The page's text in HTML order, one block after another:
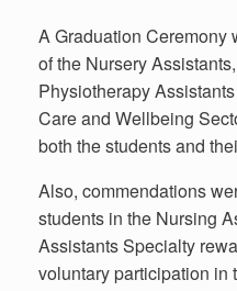
A Graduation Ceremony
of the Nursery
Physiotherapy
Care and Wellbeing
both the students and
Also, commendations
students in the Nursing
Assistants Specialty
voluntary participation in